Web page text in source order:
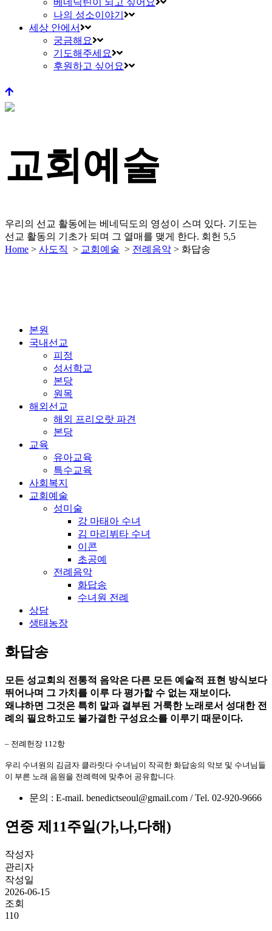
베네딕틴이 되고 싶어요
나의 성소이야기
세상 안에서
궁금해요
기도해주세요
후원하고 싶어요
교회예술
우리의 선교 활동에는 베네딕도의 영성이 스며 있다. 기도는
선교 활동의 기초가 되며 그 열매를 맺게 한다. 회헌 5,5
Home > 사도직 > 교회예술 > 전례음악 > 화답송
본원
국내선교
피정
성서학교
본당
원목
해외선교
해외 프리오랏 파견
본당
교육
유아교육
특수교육
사회복지
교회예술
성미술
강 마태아 수녀
김 마리뷔타 수녀
이콘
초공예
전례음악
화답송
수녀원 전례
상담
생태농장
화답송
모든 성교회의 전통적 음악은 다른 모든 예술적 표현 방식보다
뛰어나며 그 가치를 이루 다 평가할 수 없는 재보이다.
왜냐하면 그것은 특히 말과 결부된 거룩한 노래로서 성대한 전
례의 필요하고도 불가결한 구성요소를 이루기 때문이다.
– 전례헌장 112항
우리 수녀원의 김금자 클라릿다 수녀님이 작곡한 화답송의 악보 및 수녀님들
이 부른 노래 음원을 전례력에 맞추어 공유합니다.
문의 : E-mail. benedictseoul@gmail.com / Tel. 02-920-9666
연중 제11주일(가,나,다해)
작성자
관리자
작성일
2026-06-15
조회
110